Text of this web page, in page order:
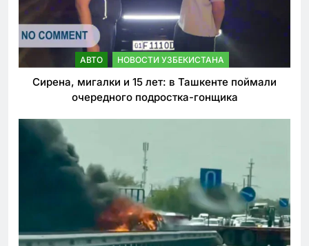
АВТО НОВОСТИ УЗБЕКИСТАНА
Сирена, мигалки и 15 лет: в Ташкенте поймали
очередного подростка-гонщика